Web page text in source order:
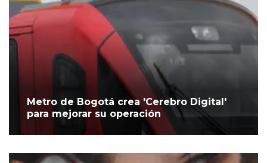
Metro de Bogotá crea 'Cerebro Digital'
para mejorar su operación